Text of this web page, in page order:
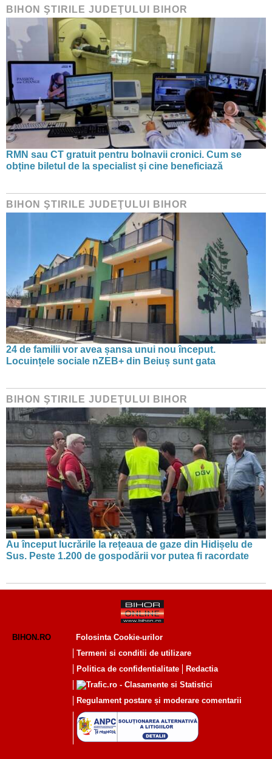
BIHON ŞTIRILE JUDEŢULUI BIHOR
RMN sau CT gratuit pentru bolnavii cronici. Cum se
obține biletul de la specialist și cine beneficiază
BIHON ŞTIRILE JUDEŢULUI BIHOR
24 de familii vor avea șansa unui nou început.
Locuințele sociale nZEB+ din Beiuș sunt gata
BIHON ŞTIRILE JUDEŢULUI BIHOR
Au început lucrările la rețeaua de gaze din Hidișelu de
Sus. Peste 1.200 de gospodării vor putea fi racordate
BIHON.RO
Folosinta Cookie-urilor
Termeni si conditii de utilizare
Politica de confidentialitate
Redactia
Regulament postare și moderare comentarii